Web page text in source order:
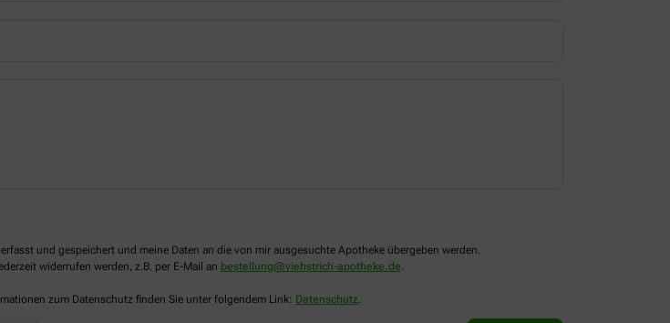
und gespeichert und meine Daten an die von mir ausgesuchte Apotheke übergeben werden.
widerrufen werden, z.B. per E-Mail an bestellung@viehstrich-apotheke.de
zum Datenschutz finden Sie unter folgendem Link: Datenschutz